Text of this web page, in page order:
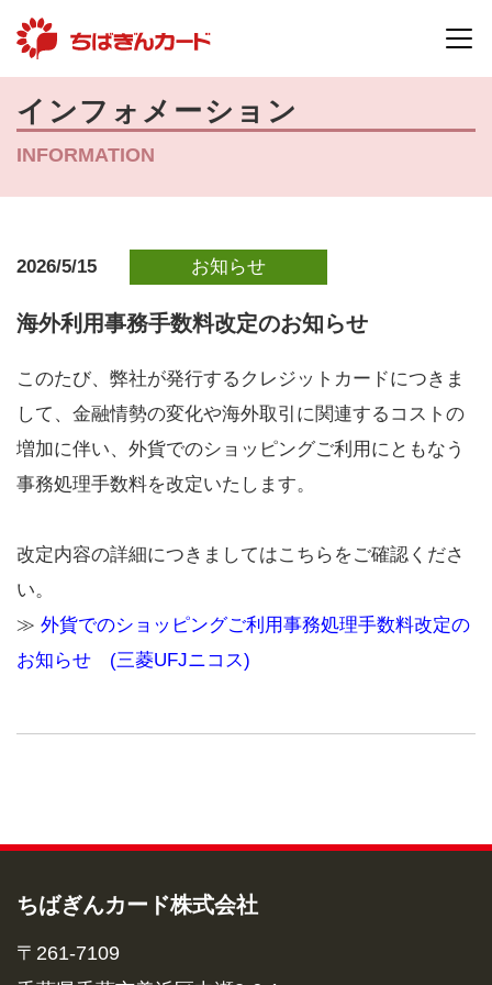
インフォメーション
INFORMATION
2026/5/15 お知らせ
海外利用事務手数料改定のお知らせ
このたび、弊社が発行するクレジットカードにつきま
して、金融情勢の変化や海外取引に関連するコストの
増加に伴い、外貨でのショッピングご利用にともなう
事務処理手数料を改定いたします。
改定内容の詳細につきましてはこちらをご確認くださ
い。
≫ 外貨でのショッピングご利用事務処理手数料改定の
お知らせ (三菱UFJニコス)
ちばぎんカード株式会社
〒261-7109